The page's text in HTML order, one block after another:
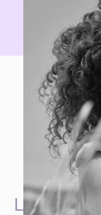
La